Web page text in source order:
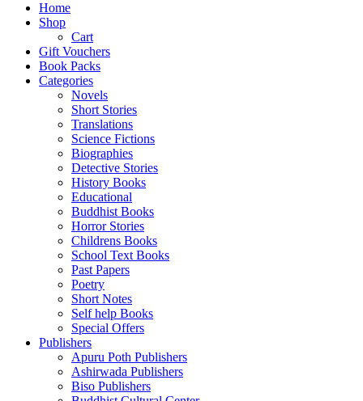
Home
Shop
Cart
Gift Vouchers
Book Packs
Categories
Novels
Short Stories
Translations
Science Fictions
Biographies
Detective Stories
History Books
Educational
Buddhist Books
Horror Stories
Childrens Books
School Text Books
Past Papers
Poetry
Short Notes
Self help Books
Special Offers
Publishers
Apuru Poth Publishers
Ashirwada Publishers
Biso Publishers